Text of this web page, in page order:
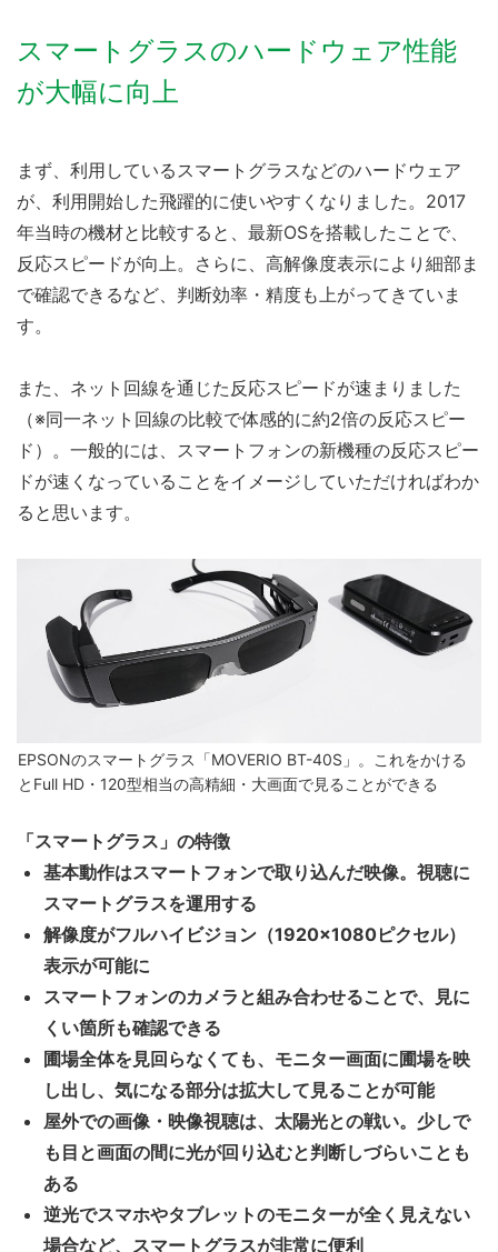
スマートグラスのハードウェア性能
が大幅に向上
まず、利用しているスマートグラスなどのハードウェア
が、利用開始した飛躍的に使いやすくなりました。2017
年当時の機材と比較すると、最新OSを搭載したことで、
反応スピードが向上。さらに、高解像度表示により細部ま
で確認できるなど、判断効率・精度も上がってきていま
す。
また、ネット回線を通じた反応スピードが速まりました
（※同一ネット回線の比較で体感的に約2倍の反応スピー
ド）。一般的には、スマートフォンの新機種の反応スピー
ドが速くなっていることをイメージしていただければわか
ると思います。
EPSONのスマートグラス「MOVERIO BT-40S」。これをかける
とFull HD・120型相当の高精細・大画面で見ることができる
「スマートグラス」の特徴
基本動作はスマートフォンで取り込んだ映像。視聴に
スマートグラスを運用する
解像度がフルハイビジョン（1920×1080ピクセル）
表示が可能に
スマートフォンのカメラと組み合わせることで、見に
くい箇所も確認できる
圃場全体を見回らなくても、モニター画面に圃場を映
し出し、気になる部分は拡大して見ることが可能
屋外での画像・映像視聴は、太陽光との戦い。少しで
も目と画面の間に光が回り込むと判断しづらいことも
ある
逆光でスマホやタブレットのモニターが全く見えない
場合など、スマートグラスが非常に便利